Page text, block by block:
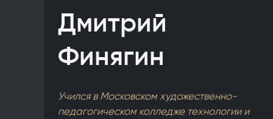
Дмитрий
Финягин
Учился в Московском художественно-
педагогическом колледже технологии и